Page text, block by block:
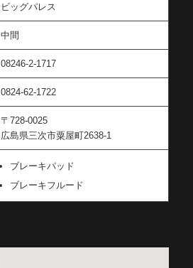
ビッグパレス
中間
08246-2-1717
0824-62-1722
〒728-0025
広島県三次市粟屋町2638-1
ブレーキパッド
ブレーキフルード